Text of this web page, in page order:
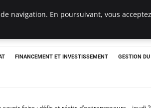
FINANCEMENT ET INVESTISSEMENT GESTION
navigation. En poursuivant, vous